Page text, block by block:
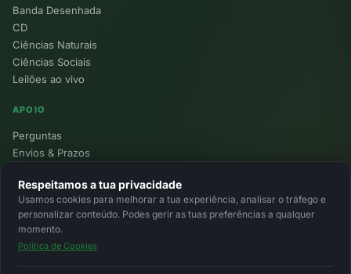
Banda Desenhada
CD
Ciências Naturais
Ciências Sociais
Leilões ao vivo
APOIO
Perguntas
Envios & Prazos
Devoluções
Minha Conta
© 2026 Ecolivros. Todos os direitos reservados.
Respeitamos a tua privacidade
Usamos cookies para melhorar a tua experiência, analisar o tráfego e
personalizar conteúdo. Podes gerir as tuas preferências a qualquer
momento.
Política de Cookies